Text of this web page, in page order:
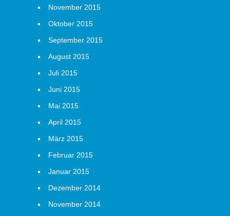
November 2015
Oktober 2015
September 2015
August 2015
Juli 2015
Juni 2015
Mai 2015
April 2015
März 2015
Februar 2015
Januar 2015
Dezember 2014
November 2014